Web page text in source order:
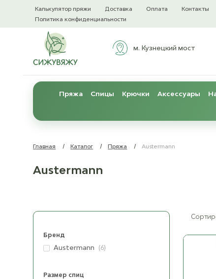
Калькулятор пряжи Доставка Оплата Контакты
Политика конфиденциальности
м. Кузнецкий мост
Пряжа Спицы Крючки Аксессуары
Главная / Каталог / Пряжа / Austermann
Austermann
Бренд
Austermann (6)
Размер спиц